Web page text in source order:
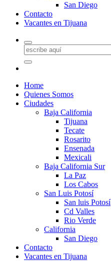
San Diego
Contacto
Vacantes en Tijuana
Home
Quienes Somos
Ciudades
Baja California
Tijuana
Tecate
Rosarito
Ensenada
Mexicali
Baja California Sur
La Paz
Los Cabos
San Luis Potosí
San luis Potosí
Cd Valles
Rio Verde
California
San Diego
Contacto
Vacantes en Tijuana